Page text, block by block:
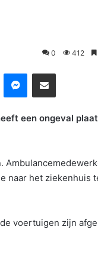
0 412
Messenger
Deel via E-mail
een ongeval
naar het ziekenhuis
voertuigen zijn